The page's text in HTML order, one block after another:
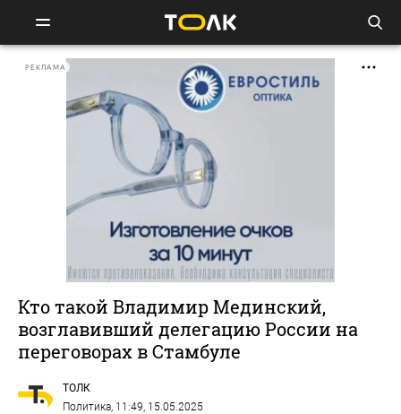
РЕКЛАМА
Кто такой Владимир Мединский,
возглавивший делегацию России на
переговорах в Стамбуле
ТОЛК
Политика, 11:49, 15.05.2025